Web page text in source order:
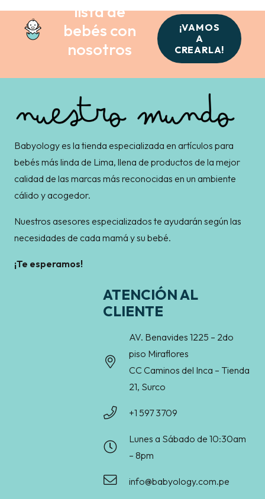
lista de
bebés con
nosotros
¡VAMOS
A
CREARLA!
Babyology es la tienda especializada en artículos para
bebés más linda de Lima, llena de productos de la mejor
calidad de las marcas más reconocidas en un ambiente
cálido y acogedor.
Nuestros asesores especializados te ayudarán según las
necesidades de cada mamá y su bebé.
¡Te esperamos!
ATENCIÓN AL
CLIENTE
AV. Benavides 1225 – 2do
piso Miraflores
CC Caminos del Inca – Tienda
21, Surco
+1 597 3709
Lunes a Sábado de 10:30am
– 8pm
info@babyology.com.pe